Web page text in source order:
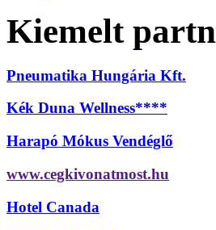
Kiemelt
Pneumatika Hungária Kft.
Kék Duna Wellness****
Harapó Mókus Vendéglő
www.cegkivonatmost.hu
Hotel Canada